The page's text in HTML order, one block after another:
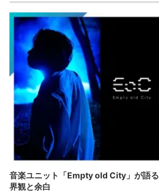
音楽ユニット「Empty old City」が語
界観と余白